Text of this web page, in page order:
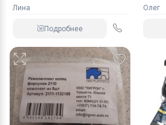
Лина
Подробнее
Олег